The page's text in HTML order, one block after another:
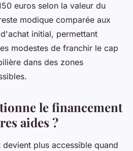
euros selon la valeur du
modique comparée aux
initial, permettant
modestes de franchir le cap
dans des zones
le financement
aides ?
plus accessible quand